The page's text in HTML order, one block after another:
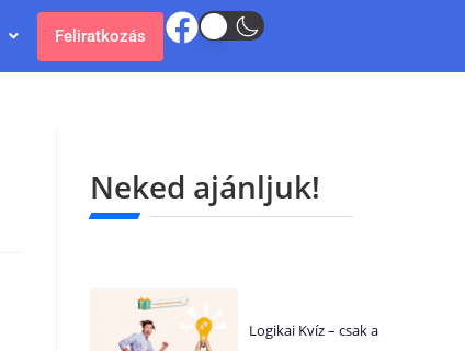
Feliratkozás
Neked ajánljuk!
Logikai Kvíz – csak a